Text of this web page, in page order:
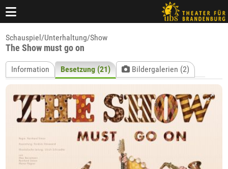
Schauspiel/Unterhaltung/Show
The Show must go on
Information Besetzung (21) Bildergalerien (2)